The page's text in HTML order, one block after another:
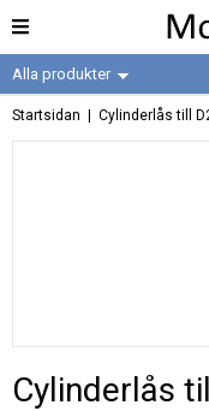
Alla produkter
Startsidan | Cylinderlås till
Cylinderlås